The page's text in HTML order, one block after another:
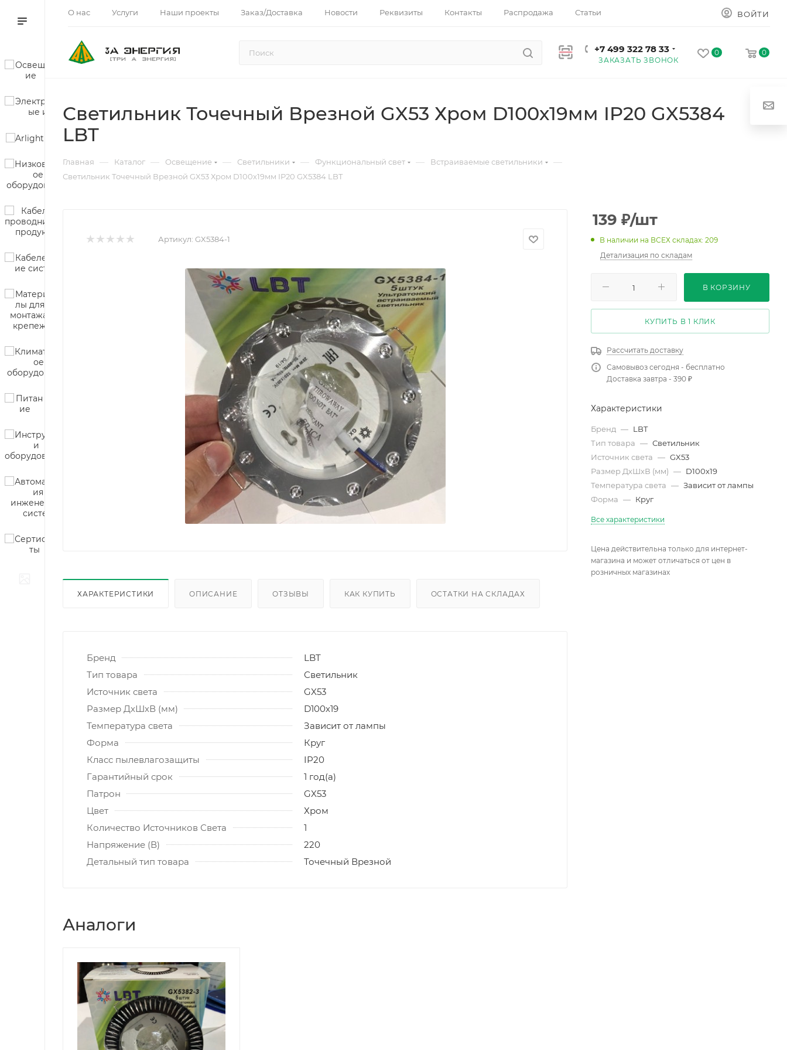
О нас Услуги Наши проекты Заказ/Доставка Новости Реквизиты Контакты Распродажа Статьи ВОЙТИ
+7 499 322 78 33
ЗАКАЗАТЬ ЗВОНОК
0 0
Светильник Точечный Врезной GX53 Хром D100х19мм IP20 GX5384
LBT
Главная — Каталог — Освещение — Светильники — Функциональный свет — Встраиваемые светильники —
Светильник Точечный Врезной GX53 Хром D100х19мм IP20 GX5384 LBT
Артикул: GX5384-1
ХАРАКТЕРИСТИКИ ОПИСАНИЕ ОТЗЫВЫ КАК КУПИТЬ ОСТАТКИ НА СКЛАДАХ
Бренд
LBT
Тип товара
Светильник
Источник света
GX53
Размер ДхШхВ (мм)
D100х19
Температура света
Зависит от лампы
Форма
Круг
Класс пылевлагозащиты
IP20
Гарантийный срок
1 год(а)
Патрон
GX53
Цвет
Хром
Количество Источников Света
1
Напряжение (В)
220
Детальный тип товара
Точечный Врезной
139 ₽/шт
В наличии на ВСЕХ складах: 209
Детализация по складам
В КОРЗИНУ
КУПИТЬ В 1 КЛИК
Рассчитать доставку
Самовывоз сегодня - бесплатно
Доставка завтра - 390 ₽
Характеристики
Бренд — LBT
Тип товара — Светильник
Источник света — GX53
Размер ДхШхВ (мм) — D100х19
Температура света — Зависит от лампы
Форма — Круг
Все характеристики
Цена действительна только для интернет-
магазина и может отличаться от цен в
розничных магазинах
Аналоги